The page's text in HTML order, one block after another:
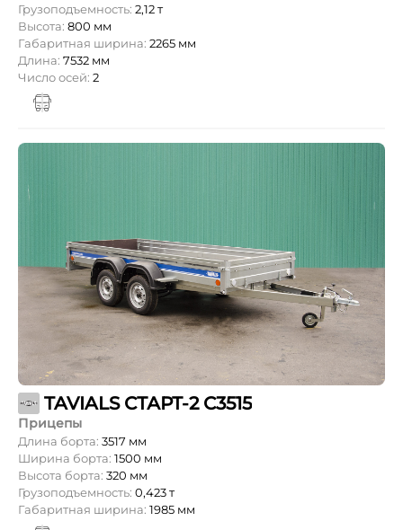
Грузоподъемность: 2,12 т
Высота: 800 мм
Габаритная ширина: 2265 мм
Длина: 7532 мм
Число осей: 2
TAVIALS СТАРТ-2 С3515
Прицепы
Длина борта: 3517 мм
Ширина борта: 1500 мм
Высота борта: 320 мм
Грузоподъемность: 0,423 т
Габаритная ширина: 1985 мм